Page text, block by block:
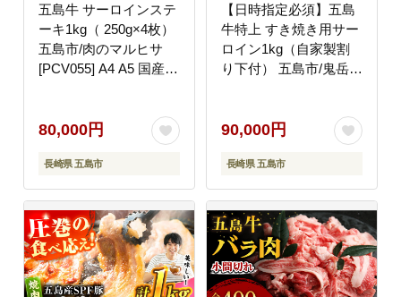
五島牛 サーロインステ
ーキ1kg（ 250g×4枚）
五島市/肉のマルヒサ
[PCV055] A4 A5 国産牛
80,000円
長崎県 五島市
【日時指定必須】五島
牛特上 すき焼き用サー
ロイン1kg（自家製割
り下付） 五島市/鬼岳牧
90,000円
長崎県 五島市